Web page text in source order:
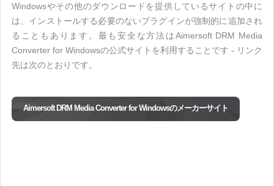
Windowsやその他のダウンロードを提供しているサイトの中に
は、インストールする必要のないプラグインが強制的に追加され
ることもあります。最も安全な方法はAimersoft DRM Media
Converter for Windowsの公式サイトを利用することです - リンク
先は次のとおりです。
Aimersoft DRM Media Converter for Windowsのメーカーサイト